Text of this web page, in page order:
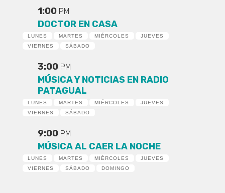
1:00 PM
DOCTOR EN CASA
LUNES MARTES MIÉRCOLES
JUEVES
VIERNES
SÁBADO
3:00 PM
MÚSICA Y NOTICIAS EN RADIO
PATAGUAL
LUNES MARTES MIÉRCOLES
JUEVES
VIERNES
SÁBADO
9:00 PM
MÚSICA AL CAER LA NOCHE
LUNES MARTES MIÉRCOLES
JUEVES
VIERNES
SÁBADO DOMINGO